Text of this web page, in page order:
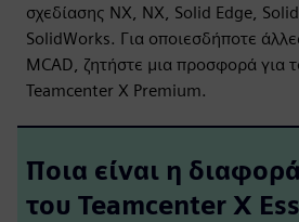
σχεδίασης NX, NX, Solid Edge,
SolidWorks. Για οποιεσδήποτε
MCAD, ζητήστε μια προσφορά για
Teamcenter X Premium.
Ποια είναι η
του Teamcenter X